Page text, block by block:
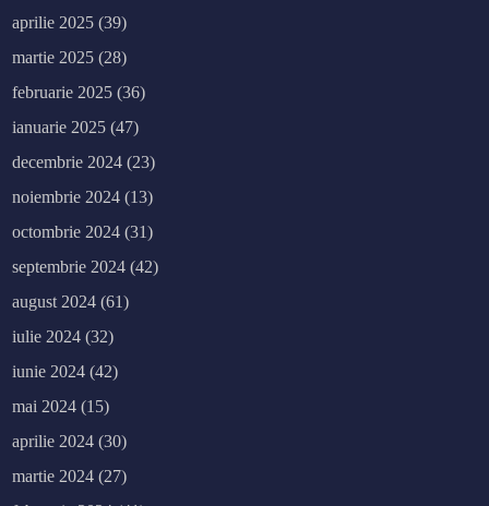
aprilie 2025 (39)
martie 2025 (28)
februarie 2025 (36)
ianuarie 2025 (47)
decembrie 2024 (23)
noiembrie 2024 (13)
octombrie 2024 (31)
septembrie 2024 (42)
august 2024 (61)
iulie 2024 (32)
iunie 2024 (42)
mai 2024 (15)
aprilie 2024 (30)
martie 2024 (27)